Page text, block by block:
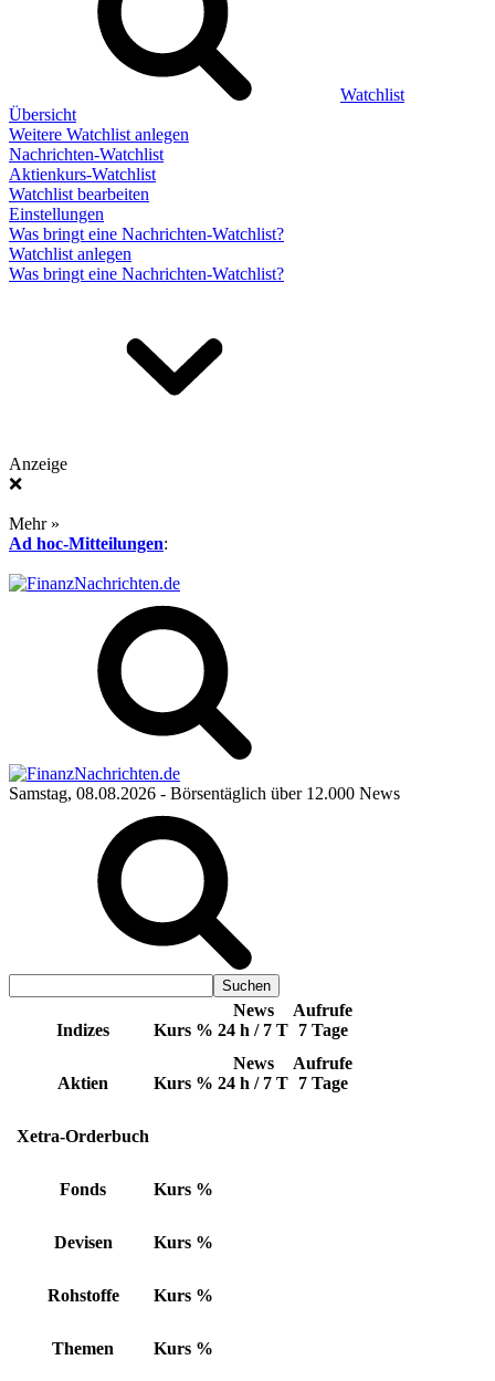
Watchlist
Übersicht
Weitere Watchlist anlegen
Nachrichten-Watchlist
Aktienkurs-Watchlist
Watchlist bearbeiten
Einstellungen
Was bringt eine Nachrichten-Watchlist?
Watchlist anlegen
Was bringt eine Nachrichten-Watchlist?
Anzeige
❌
Mehr »
Ad hoc-Mitteilungen:
Samstag, 08.08.2026 - Börsentäglich über 12.000 News
Indizes Kurs %
News
24 h / 7 T
Aufrufe
7 Tage
Aktien Kurs %
News
24 h / 7 T
Aufrufe
7 Tage
Xetra-Orderbuch
Fonds Kurs %
Devisen Kurs %
Rohstoffe Kurs %
Themen Kurs %